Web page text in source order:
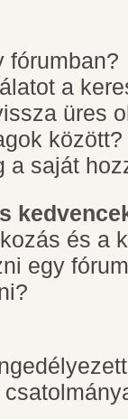
fórumban?
a
üres
között?
a saját
és a
egy